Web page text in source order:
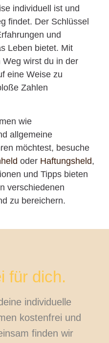
individuell ist und
findet. Der Schlüssel
und
Leben bietet. Mit
wirst du in der
eine Weise zu
Zahlen
wie
allgemeine
möchtest, besuche
oder Haftungsheld,
und Tipps bieten
verschiedenen
zu bereichern.
für dich.
individuelle
kostenfrei und
finden wir